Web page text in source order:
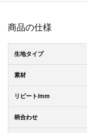
商品の仕様
生地タイプ
素材
リピート/mm
柄合わせ